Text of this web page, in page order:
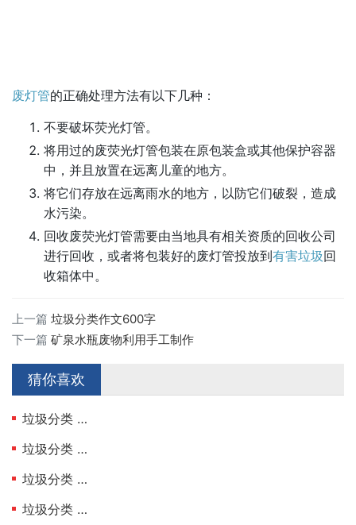
废灯管的正确处理方法有以下几种：
不要破坏荧光灯管。
将用过的废荧光灯管包装在原包装盒或其他保护容器
中，并且放置在远离儿童的地方。
将它们存放在远离雨水的地方，以防它们破裂，造成
水污染。
回收废荧光灯管需要由当地具有相关资质的回收公司
进行回收，或者将包装好的废灯管投放到有害垃圾回
收箱体中。
上一篇 垃圾分类作文600字
下一篇 矿泉水瓶废物利用手工制作
猜你喜欢
垃圾分类
垃圾分类
垃圾分类
垃圾分类